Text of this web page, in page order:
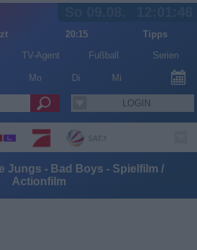
20:15
Tipps
TV-Agent Fußball Serien
Mo Di Mi
LOGIN
Jungs - Bad Boys - Spielfilm /
Actionfilm